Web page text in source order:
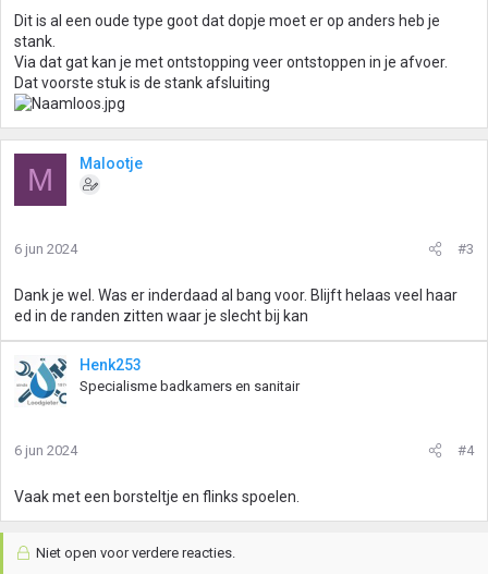
Dit is al een oude type goot dat dopje moet er op anders heb je
stank.
Via dat gat kan je met ontstopping veer ontstoppen in je afvoer.
Dat voorste stuk is de stank afsluiting
M Malootje
6 jun 2024 #3
Dank je wel. Was er inderdaad al bang voor. Blijft helaas veel haar
ed in de randen zitten waar je slecht bij kan
Henk253
Specialisme badkamers en sanitair
6 jun 2024 #4
Vaak met een borsteltje en flinks spoelen.
Niet open voor verdere reacties.